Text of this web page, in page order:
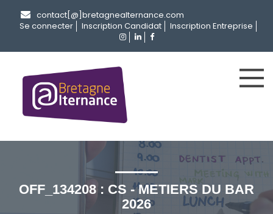
contact[@]bretagnealternance.com
Se connecter
Inscription Candidat Inscription Entreprise
OFF_134208 : CS - METIERS DU BAR
2026